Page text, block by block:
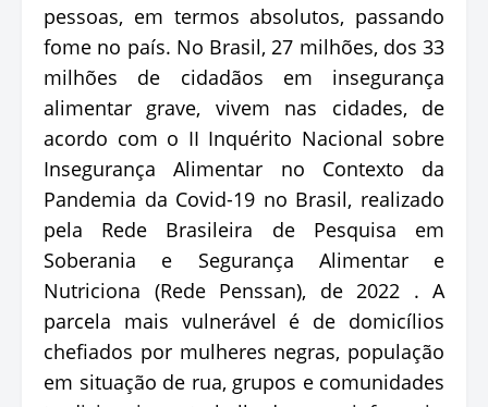
pessoas, em termos absolutos, passando
fome no país. No Brasil, 27 milhões, dos 33
milhões de cidadãos em insegurança
alimentar grave, vivem nas cidades, de
acordo com o II Inquérito Nacional sobre
Insegurança Alimentar no Contexto da
Pandemia da Covid-19 no Brasil, realizado
pela Rede Brasileira de Pesquisa em
Soberania e Segurança Alimentar e
Nutriciona (Rede Penssan), de 2022 . A
parcela mais vulnerável é de domicílios
chefiados por mulheres negras, população
em situação de rua, grupos e comunidades